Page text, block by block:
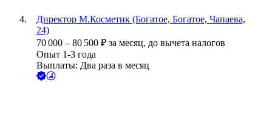
Директор М.Косметик (Богатое, Богатое, Чапаева,
24)
70 000 – 80 500 ₽ за месяц, до вычета налогов
Опыт 1-3 года
Выплаты: Два раза в месяц